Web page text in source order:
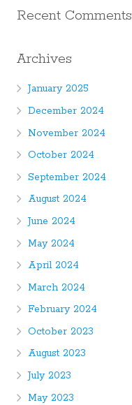
Recent Comments
Archives
January 2025
December 2024
November 2024
October 2024
September 2024
August 2024
June 2024
May 2024
April 2024
March 2024
February 2024
October 2023
August 2023
July 2023
May 2023